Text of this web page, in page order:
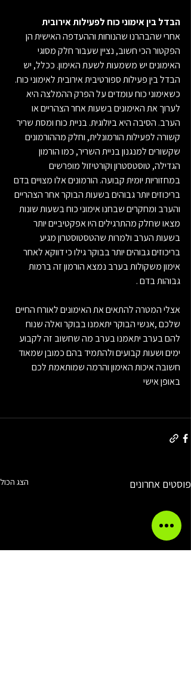
הבדל בין אימוני כוח לפעילות אירובית
אחרי שהבהרנו שהנוחות וההעדפה האישית הן
הפקטור הכי חשוב, נציין שעבור חלק מסוגי
האימונים יש משמעות לשעת האימון. ככלל, יש
הבדל בין פעילות ספורטיבית אירובית לאימוני כוח.
כשאימוני כוח עומדים על הפרק ההמלצה היא
לערוך את האימונים בשעות אחר הצהריים או
הערב. הסיבה היא ביולוגית. בניית כוח ומסת שריר
קשורה לפעילות הורמונלית, וחלק מההורמונים
שקשורים למנגנון בניית השריר, כמו הורמון
הגדילה, טוסטסטרון וקורטיזול מופרשים
במחזוריות יומית קבועה. הורמונים אלו מצויים בדם
בריכוזים יותר גבוהים בשעות הבוקר אחר הצהריים
והערב ומחקרים שבחנו אימוני כוח בשעות שונות
מצאו שחלק מהתרגילים היו אפקטיביים יותר
בשעות הערב ולמרות שהטסטוסטרון מגיע
בריכוזים גבוהים יותר בבוקר גילו כי דווקא לאחר
אימון משקולות בערב נמצא הורמון זה ברמות
גבוהות בדם .
אצלי המטרה להתאים את האימונים לאורח החיים
שלכם ,אנשי הבוקר יתאמנו בבוקר ואלה שנוח
להם בערב יתאמנו בערב מה שחשוב זה לקבוע
ימים ושעות קבועים ולהתמיד בהם כמובן שמאוד
חשובה איכות האימון והרמה שמותאמת לכם
באופן אישי
פוסטים אחרונים הצג הכול